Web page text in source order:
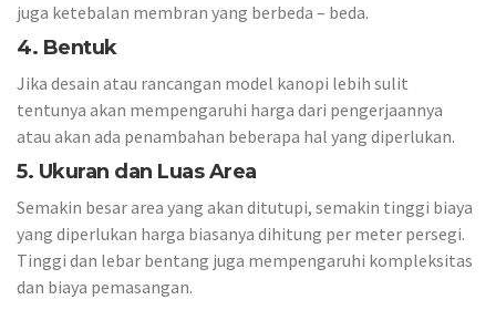
juga ketebalan membran yang berbeda – beda.
4. Bentuk
Jika desain atau rancangan model kanopi lebih sulit
tentunya akan mempengaruhi harga dari pengerjaannya
atau akan ada penambahan beberapa hal yang diperlukan.
5. Ukuran dan Luas Area
Semakin besar area yang akan ditutupi, semakin tinggi biaya
yang diperlukan harga biasanya dihitung per meter persegi.
Tinggi dan lebar bentang juga mempengaruhi kompleksitas
dan biaya pemasangan.